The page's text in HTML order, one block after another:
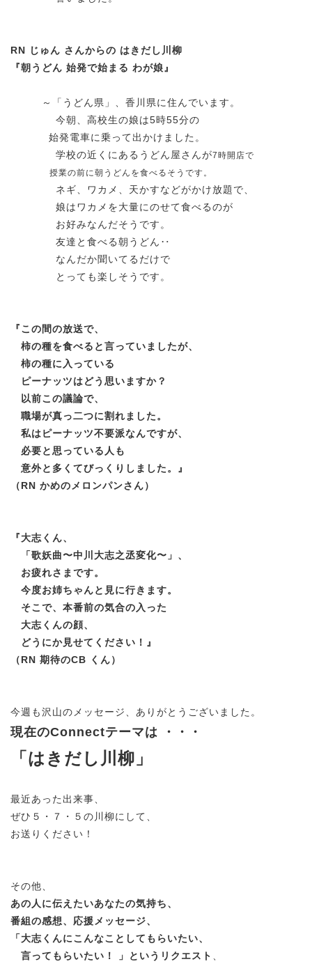
RN じゅん さんからの はきだし川柳
『朝うどん 始発で始まる わが娘』
～「うどん県」、香川県に住んでいます。
今朝、高校生の娘は5時55分の
始発電車に乗って出かけました。
学校の近くにあるうどん屋さんが7時開店で
授業の前に朝うどんを食べるそうです。
ネギ、ワカメ、天かすなどがかけ放題で、
娘はワカメを大量にのせて食べるのが
お好みなんだそうです。
友達と食べる朝うどん‥
なんだか聞いてるだけで
とっても楽しそうです。
『この間の放送で、
柿の種を食べると言っていましたが、
柿の種に入っている
ピーナッツはどう思いますか？
以前この議論で、
職場が真っ二つに割れました。
私はピーナッツ不要派なんですが、
必要と思っている人も
意外と多くてびっくりしました。 』
（RN かめのメロンパンさん）
『大志くん、
「歌妖曲〜中川大志之丞変化〜」、
お疲れさまです。
今度お姉ちゃんと見に行きます。
そこで、本番前の気合の入った
大志くんの顔、
どうにか見せてください！ 』
（RN 期待のCB くん）
今週も沢山のメッセージ、ありがとうございました。
現在のConnectテーマは ・・・
「はきだし川柳」
最近あった出来事、
ぜひ５・７・５の川柳にして、
お送りください！
その他、
あの人に伝えたいあなたの気持ち、
番組の感想、応援メッセージ、
「大志くんにこんなことしてもらいたい、
言ってもらいたい！ 」というリクエスト 、